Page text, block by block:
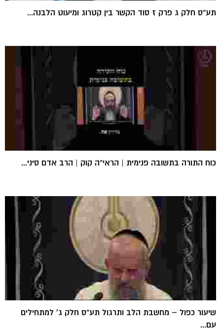
תע"ס חלק ג פרק ז סוד הקשר בין קטרוג ומיעוט הלבנה...
כוח התורה בתשובה פנימית | הראי"ה קוק | הרב אדם סיני...
שיעור כפול – מחשבת הלב ותרגול תע"ס חלק ג' למתחילים
עם...